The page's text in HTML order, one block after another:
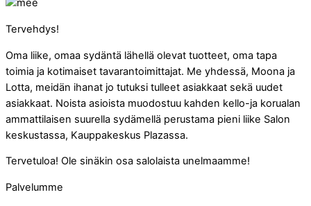
Tervehdys!
Oma liike, omaa sydäntä lähellä olevat tuotteet, oma tapa
toimia ja kotimaiset tavarantoimittajat. Me yhdessä, Moona ja
Lotta, meidän ihanat jo tutuksi tulleet asiakkaat sekä uudet
asiakkaat. Noista asioista muodostuu kahden kello-ja korualan
ammattilaisen suurella sydämellä perustama pieni liike Salon
keskustassa, Kauppakeskus Plazassa.
Tervetuloa! Ole sinäkin osa salolaista unelmaamme!
Palvelumme